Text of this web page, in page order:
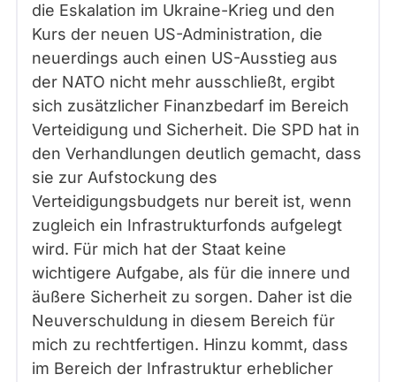
die Eskalation im Ukraine-Krieg und den
Kurs der neuen US-Administration, die
neuerdings auch einen US-Ausstieg aus
der NATO nicht mehr ausschließt, ergibt
sich zusätzlicher Finanzbedarf im Bereich
Verteidigung und Sicherheit. Die SPD hat in
den Verhandlungen deutlich gemacht, dass
sie zur Aufstockung des
Verteidigungsbudgets nur bereit ist, wenn
zugleich ein Infrastrukturfonds aufgelegt
wird. Für mich hat der Staat keine
wichtigere Aufgabe, als für die innere und
äußere Sicherheit zu sorgen. Daher ist die
Neuverschuldung in diesem Bereich für
mich zu rechtfertigen. Hinzu kommt, dass
im Bereich der Infrastruktur erheblicher